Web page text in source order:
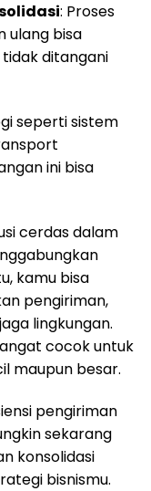
: Proses
ulang bisa
ditangani
seperti sistem
ini bisa
cerdas dalam
kamu bisa
pengiriman,
lingkungan.
cocok untuk
maupun besar.
pengiriman
sekarang
konsolidasi
bisnismu.